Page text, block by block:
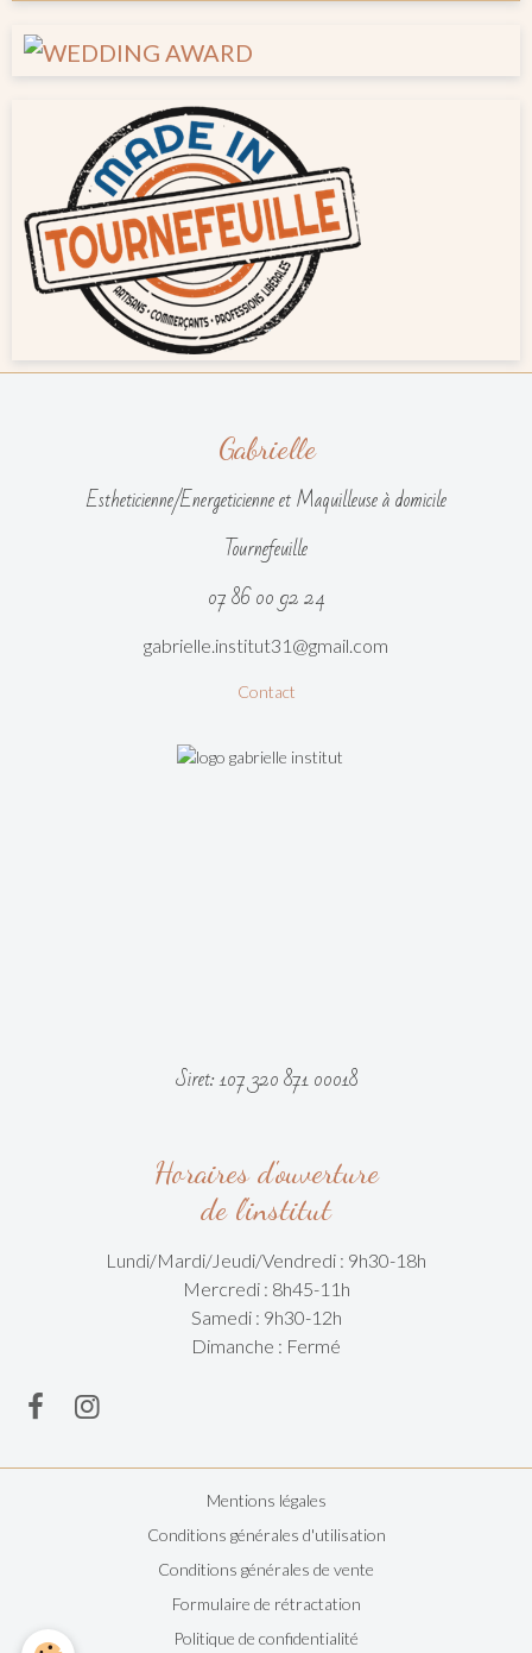
Gabrielle
Estheticienne/Energeticienne et Maquilleuse à domicile
Tournefeuille
07 86 00 92 24
gabrielle.institut31@gmail.com
Contact
Siret: 107 320 871 00018
Horaires d'ouverture
de l'institut
Lundi/Mardi/Jeudi/Vendredi : 9h30-18h
Mercredi : 8h45-11h
Samedi : 9h30-12h
Dimanche : Fermé
Mentions légales
Conditions générales d'utilisation
Conditions générales de vente
Formulaire de rétractation
Politique de confidentialité